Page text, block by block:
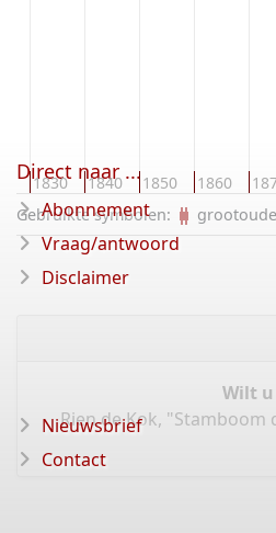
1830 1840 1850 1860
Gebruikte symbolen:
Wilt
Rien de Kok, "Stamboom
Direct naar ...
Abonnement
Vraag/antwoord
Disclaimer
Nieuwsbrief
Contact